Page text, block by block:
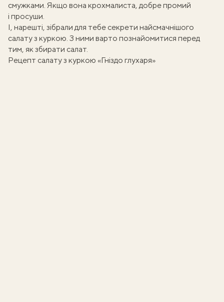
смужками. Якщо вона крохмалиста, добре промий
і просуши.
І, нарешті, зібрали для тебе секрети найсмачнішого
салату з куркою. З ними варто познайомитися перед
тим, як збирати салат.
Рецепт салату з куркою «Гніздо глухаря»